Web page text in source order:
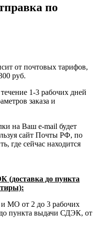
по
от почтовых тарифов,
руб.
1-3 рабочих дней
заказа и
на Ваш e-mail будет
сайт Почты РФ, по
где сейчас находится
(доставка до пункта
и МО от 2 до 3 рабочих
пункта выдачи СДЭК, от